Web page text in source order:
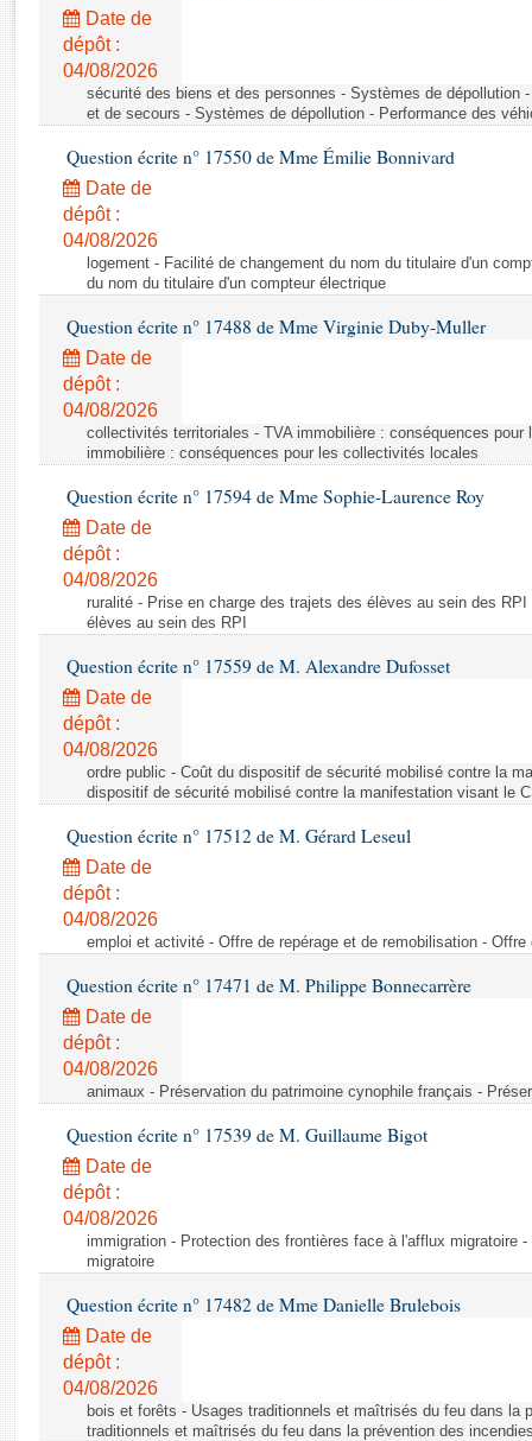
Rapports législatifs
Rapports sur l'application des lois
Baromètre de l’application des lois
Dossiers législatifs
Budget et sécurité sociale
Questions écrites et orales
Comptes rendus des débats
Date de
dépôt :
04/08/2026
sécurité des biens et des personnes - Systèmes de dépollution
et de secours - Systèmes de dépollution - Performance des
Question écrite n° 17550 de Mme Émilie Bonnivard
Date de
dépôt :
04/08/2026
logement - Facilité de changement du nom du titulaire d'un
du nom du titulaire d'un compteur électrique
Question écrite n° 17488 de Mme Virginie Duby-Muller
Date de
dépôt :
04/08/2026
collectivités territoriales - TVA immobilière : conséquences
immobilière : conséquences pour les collectivités locales
Question écrite n° 17594 de Mme Sophie-Laurence Roy
Date de
dépôt :
04/08/2026
ruralité - Prise en charge des trajets des élèves au sein des
élèves au sein des RPI
Question écrite n° 17559 de M. Alexandre Dufosset
Date de
dépôt :
04/08/2026
ordre public - Coût du dispositif de sécurité mobilisé contre la
dispositif de sécurité mobilisé contre la manifestation visant le
Question écrite n° 17512 de M. Gérard Leseul
Date de
dépôt :
04/08/2026
emploi et activité - Offre de repérage et de remobilisation -
Question écrite n° 17471 de M. Philippe Bonnecarrère
Date de
dépôt :
04/08/2026
animaux - Préservation du patrimoine cynophile français -
Question écrite n° 17539 de M. Guillaume Bigot
Date de
dépôt :
04/08/2026
immigration - Protection des frontières face à l'afflux migratoire
migratoire
Question écrite n° 17482 de Mme Danielle Brulebois
Date de
dépôt :
04/08/2026
bois et forêts - Usages traditionnels et maîtrisés du feu dans la
traditionnels et maîtrisés du feu dans la prévention des